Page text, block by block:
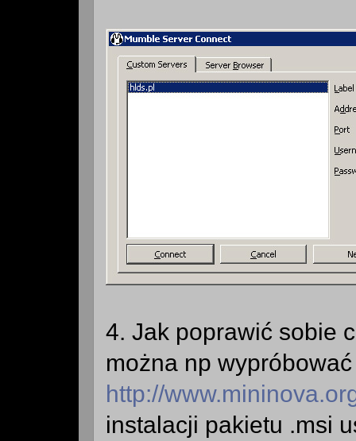
4. Jak poprawić sobie
można np
http://
instalacji pakietu .msi